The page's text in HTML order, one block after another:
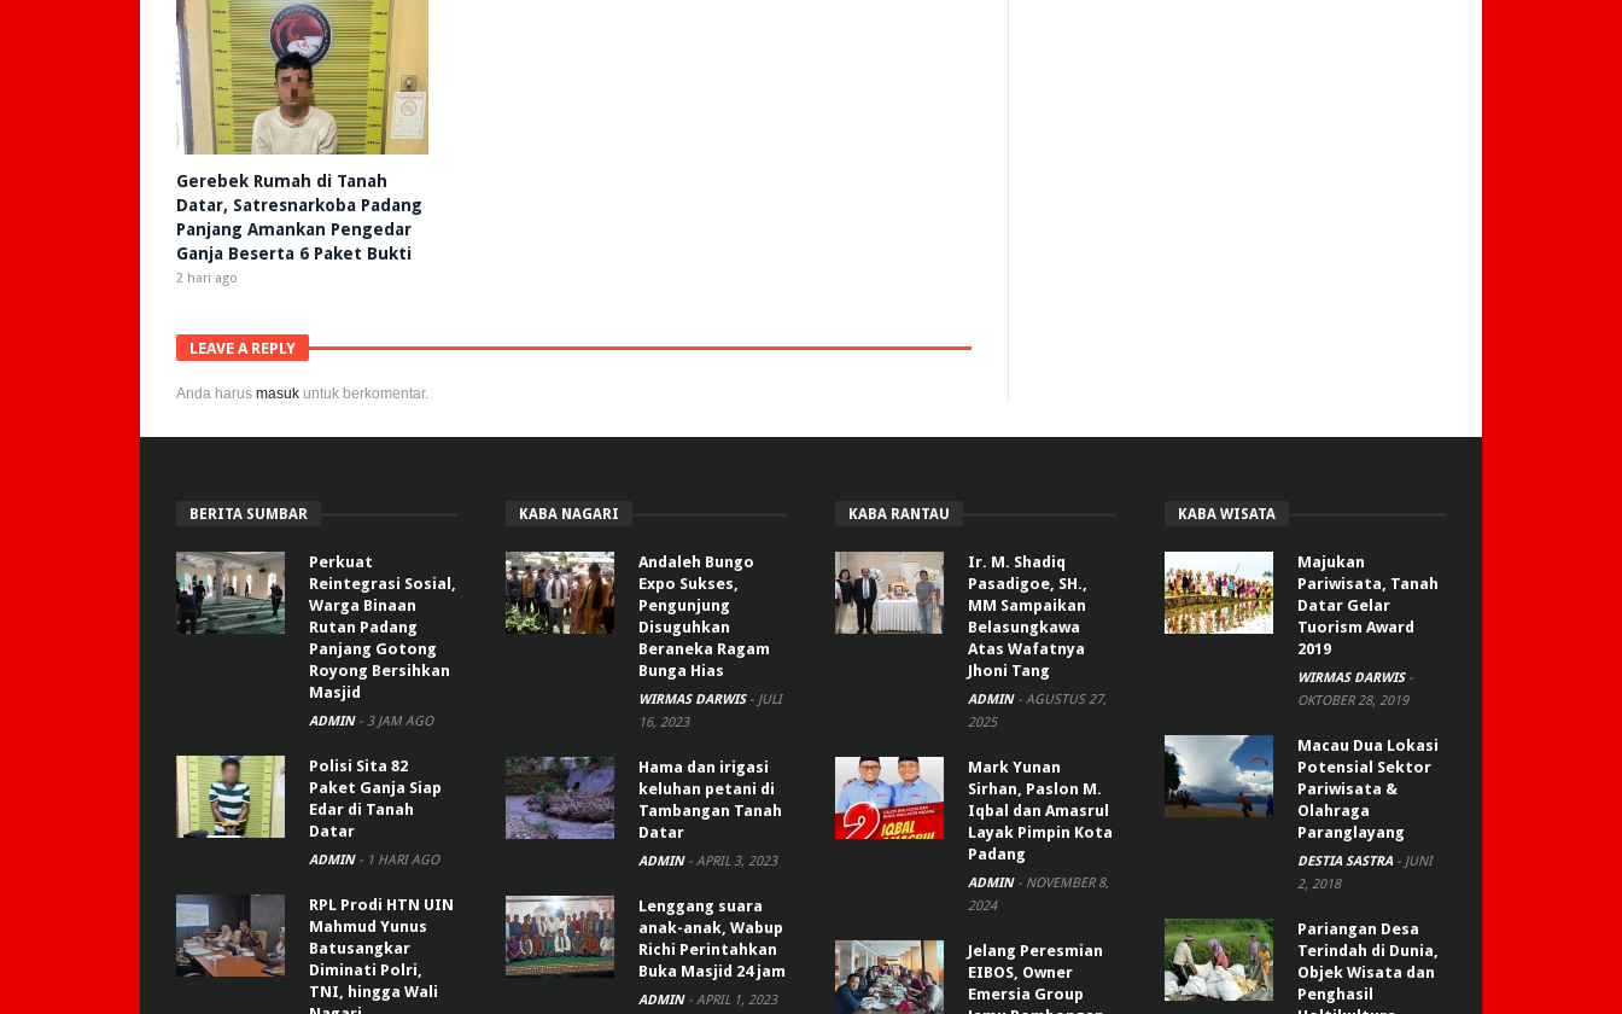
Gerebek Rumah di Tanah
Datar, Satresnarkoba Padang
Panjang Amankan Pengedar
Ganja Beserta 6 Paket Bukti
2 hari ago
LEAVE A REPLY
Anda harus masuk untuk berkomentar.
BERITA SUMBAR
Perkuat
Reintegrasi Sosial,
Warga Binaan
Rutan Padang
Panjang Gotong
Royong Bersihkan
Masjid
ADMIN - 3 JAM AGO
Polisi Sita 82
Paket Ganja Siap
Edar di Tanah
Datar
ADMIN - 1 HARI AGO
RPL Prodi HTN UIN
Mahmud Yunus
Batusangkar
Diminati Polri,
TNI, hingga Wali
KABA NAGARI
Andaleh Bungo
Expo Sukses,
Pengunjung
Disuguhkan
Beraneka Ragam
Bunga Hias
WIRMAS DARWIS - JULI
16, 2023
Hama dan irigasi
keluhan petani di
Tambangan Tanah
Datar
ADMIN - APRIL 3, 2023
Lenggang suara
anak-anak, Wabup
Richi Perintahkan
Buka Masjid 24 jam
ADMIN - APRIL 1, 2023
KABA RANTAU
Ir. M. Shadiq
Pasadigoe, SH.,
MM Sampaikan
Belasungkawa
Atas Wafatnya
Jhoni Tang
ADMIN - AGUSTUS 27,
2025
Mark Yunan
Sirhan, Paslon M.
Iqbal dan Amasrul
Layak Pimpin Kota
Padang
ADMIN - NOVEMBER 8,
2024
Jelang Peresmian
EIBOS, Owner
Emersia Group
KABA WISATA
Majukan
Pariwisata, Tanah
Datar Gelar
Tuorism Award
2019
WIRMAS DARWIS -
OKTOBER 28, 2019
Macau Dua Lokasi
Potensial Sektor
Pariwisata &
Olahraga
Paranglayang
DESTIA SASTRA - JUNI
2, 2018
Pariangan Desa
Terindah di Dunia,
Objek Wisata dan
Penghasil